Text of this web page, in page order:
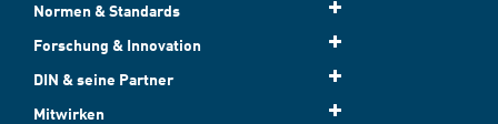
Normen & Standards
Forschung & Innovation
DIN & seine Partner
Mitwirken